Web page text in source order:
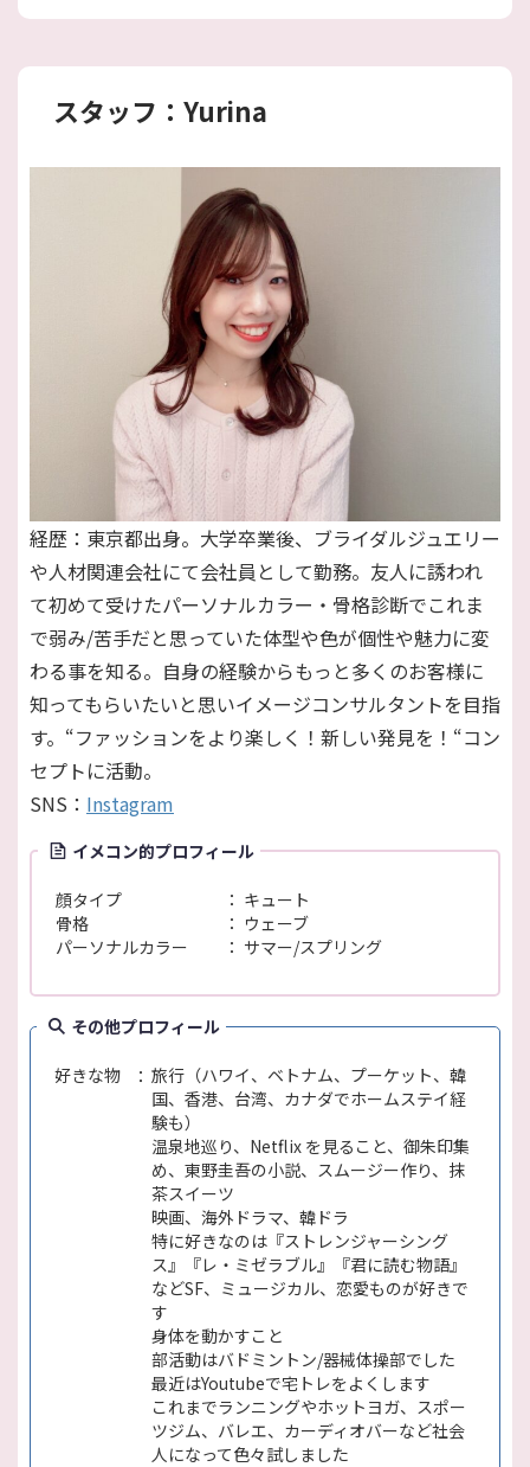
スタッフ：Yurina
経歴：東京都出身。大学卒業後、ブライダルジュエリー
や人材関連会社にて会社員として勤務。友人に誘われ
て初めて受けたパーソナルカラー・骨格診断でこれま
で弱み/苦手だと思っていた体型や色が個性や魅力に変
わる事を知る。自身の経験からもっと多くのお客様に
知ってもらいたいと思いイメージコンサルタントを目指
す。“ファッションをより楽しく！新しい発見を！“コン
セプトに活動。
SNS： Instagram
イメコン的プロフィール
顔タイプ
キュート
骨格
ウェーブ
パーソナルカラー
サマー/スプリング
その他プロフィール
好きな物
旅行（ハワイ、ベトナム、プーケット、韓
国、香港、台湾、カナダでホームステイ経
験も）
温泉地巡り、Netflix を見ること、御朱印集
め、東野圭吾の小説、スムージー作り、抹
茶スイーツ
映画、海外ドラマ、韓ドラ
特に好きなのは『ストレンジャーシング
ス』『レ・ミゼラブル』『君に読む物語』
などSF、ミュージカル、恋愛ものが好きで
す
身体を動かすこと
部活動はバドミントン/器械体操部でした
最近はYoutubeで宅トレをよくします
これまでランニングやホットヨガ、スポー
ツジム、バレエ、カーディオバーなど社会
人になって色々試しました